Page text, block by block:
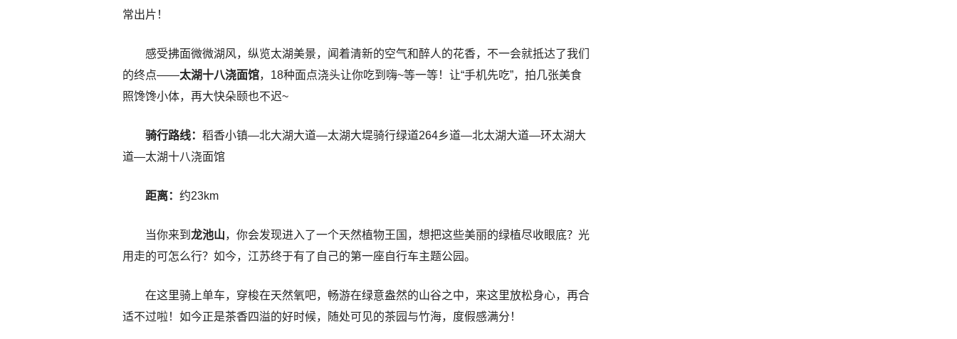
常出片！
感受拂面微微湖风，纵览太湖美景，闻着清新的空气和醉人的花香，不一会就抵达了我们
的终点——太湖十八浇面馆，18种面点浇头让你吃到嗨~等一等！让“手机先吃”，拍几张美食
照馋馋小体，再大快朵颐也不迟~
骑行路线： 稻香小镇—北大湖大道—太湖大堤骑行绿道264乡道—北太湖大道—环太湖大
道—太湖十八浇面馆
距离： 约23km
当你来到 龙池山，你会发现进入了一个天然植物王国，想把这些美丽的绿植尽收眼底？光
用走的可怎么行？如今，江苏终于有了自己的第一座自行车主题公园。
在这里骑上单车，穿梭在天然氧吧，畅游在绿意盎然的山谷之中，来这里放松身心，再合
适不过啦！如今正是茶香四溢的好时候，随处可见的茶园与竹海，度假感满分！